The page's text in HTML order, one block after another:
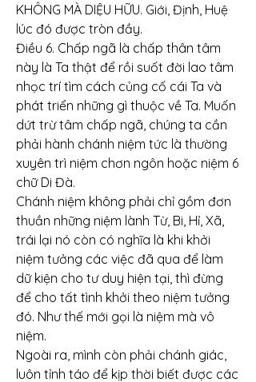
KHÔNG MÀ DIỆU HỮU. Giới, Định, Huệ
lúc đó được tròn đầy.
Điều 6. Chấp ngã là chấp thân tâm
này là Ta thật để rồi suốt đời lao tâm
nhọc trí tìm cách củng cố cái Ta và
phát triển những gì thuộc về Ta. Muốn
dứt trừ tâm chấp ngã, chúng ta cần
phải hành chánh niệm tức là thường
xuyên trì niệm chơn ngôn hoặc niệm 6
chữ Di Đà.
Chánh niệm không phải chỉ gồm đơn
thuần những niệm lành Từ, Bi, Hỉ, Xã,
trái lại nó còn có nghĩa là khi khởi
niệm tưởng các việc đã qua để làm
dữ kiện cho tư duy hiện tại, thì đừng
để cho tất tình khởi theo niệm tưởng
đó. Như thế mới gọi là niệm mà vô
niệm.
Ngoài ra, mình còn phải chánh giác,
luôn tỉnh táo để kịp thời biết được các